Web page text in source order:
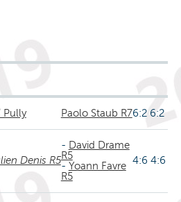
Pully Paolo Staub R76:2 6:2
Denis R5
- David Drame
R5
- Yoann Favre
R5
4:6 4:6